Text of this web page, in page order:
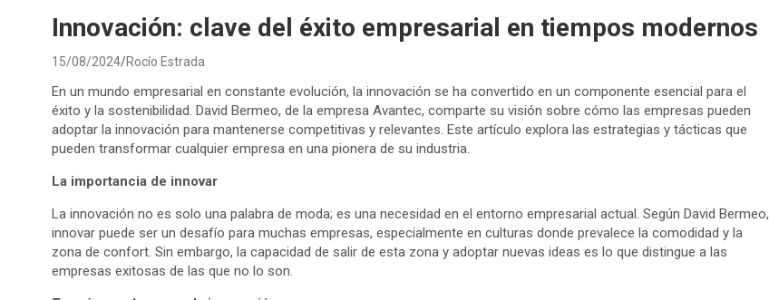
Innovación: clave del éxito empresarial en tiempos modernos
15/08/2024 Rocío Estrada
En un mundo empresarial en constante evolución, la innovación se ha convertido en un componente esencial para el
éxito y la sostenibilidad. David Bermeo, de la empresa Avantec, comparte su visión sobre cómo las empresas pueden
adoptar la innovación para mantenerse competitivas y relevantes. Este artículo explora las estrategias y tácticas que
pueden transformar cualquier empresa en una pionera de su industria.
La importancia de innovar
La innovación no es solo una palabra de moda; es una necesidad en el entorno empresarial actual. Según David Bermeo,
innovar puede ser un desafío para muchas empresas, especialmente en culturas donde prevalece la comodidad y la
zona de confort. Sin embargo, la capacidad de salir de esta zona y adoptar nuevas ideas es lo que distingue a las
empresas exitosas de las que no lo son.